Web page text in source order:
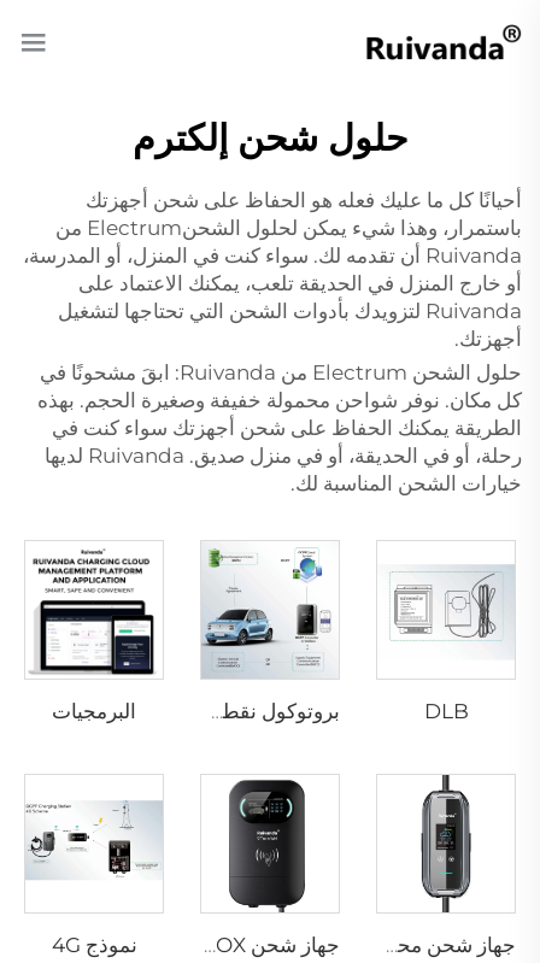
حلول شحن إلكترم
أحيانًا كل ما عليك فعله هو الحفاظ على شحن أجهزتك
باستمرار، وهذا شيء يمكن لحلول الشحنElectrum من
Ruivanda أن تقدمه لك. سواء كنت في المنزل، أو المدرسة،
أو خارج المنزل في الحديقة تلعب، يمكنك الاعتماد على
Ruivanda لتزويدك بأدوات الشحن التي تحتاجها لتشغيل
أجهزتك.
حلول الشحن Electrum من Ruivanda: ابقَ مشحونًا في
كل مكان. نوفر شواحن محمولة خفيفة وصغيرة الحجم. بهذه
الطريقة يمكنك الحفاظ على شحن أجهزتك سواء كنت في
رحلة، أو في الحديقة، أو في منزل صديق. Ruivanda لديها
خيارات الشحن المناسبة لك.
DLB بروتوكول نقطة الشحن المفتوح البرمجيات
جهاز شحن محمول P3-01 لمركبات EV جهاز شحن PEV-01 AC EV WALLBOX نموذج 4G